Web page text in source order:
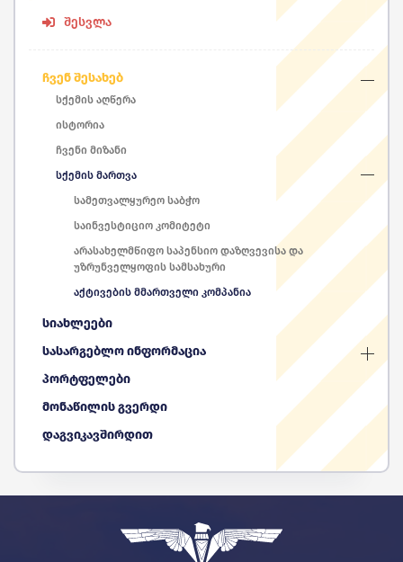
შესვლა
ჩვენ შესახებ
სქემის აღწერა
ისტორია
ჩვენი მიზანი
სქემის მართვა
სამეთვალყურეო საბჭო
საინვესტიციო კომიტეტი
არასახელმწიფო საპენსიო დაზღვევისა და
უზრუნველყოფის სამსახური
აქტივების მმართველი კომპანია
სიახლეები
სასარგებლო ინფორმაცია
პორტფელები
მონაწილის გვერდი
დაგვიკავშირდით